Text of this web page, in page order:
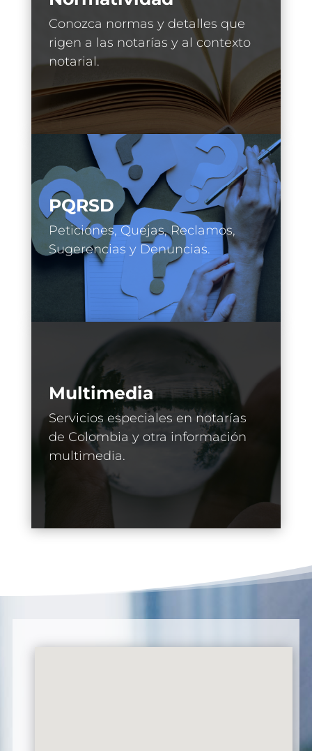
Conozca normas y detalles que
rigen a las notarías y al contexto
notarial.
PQRSD
Peticiones, Quejas, Reclamos,
Sugerencias y Denuncias.
Multimedia
Servicios especiales en notarías
de Colombia y otra información
multimedia.